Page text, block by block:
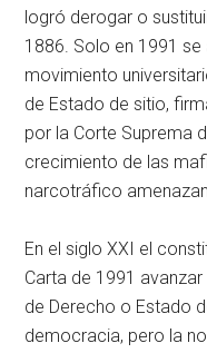
logró derogar o
1886. Solo en 1991
movimiento
de Estado de sitio,
por la Corte Suprema
crecimiento de las
narcotráfico
En el siglo XXI el
Carta de 1991
de Derecho o Estado
democracia, pero la